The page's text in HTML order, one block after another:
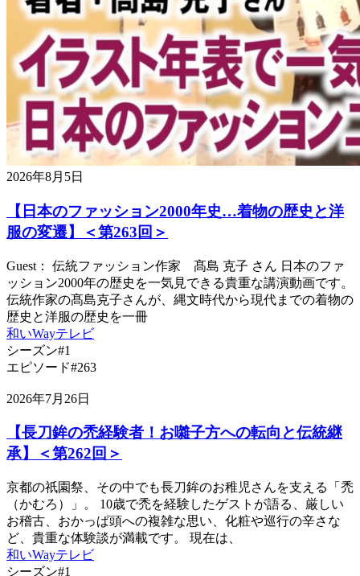
2026年8月5日
【日本のファッション2000年史…着物の歴史と洋
服の変遷】＜第263回＞
Guest： 伝統ファッション作家 髙島 克子 さん 日本のファ
ッション2000年の歴史を一気見できる貴重な講演動画です。
伝統作家の髙島克子さんが、縄文時代から現代までの着物の
歴史と洋服の歴史を一冊
和いWayテレビ
シーズン#1
エピソード#263
2026年7月26日
【長刀鉾の禿経験者！お囃子方への転向と伝統継
承】＜第262回＞
京都の祇園祭、その中でも長刀鉾のお稚児さんを支える「禿
（かむろ）」。 10歳で禿を経験したゲストが語る、厳しい
お稽古、おかっぱ頭への複雑な思い、化粧や巡行の辛さな
ど、貴重な体験談が満載です。 現在は、
和いWayテレビ
シーズン#1